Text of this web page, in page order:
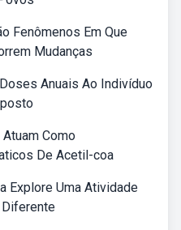
Fenômenos Em Que
Mudanças
Anuais Ao Indivíduo
Como
De Acetil-coa
Explore Uma Atividade
Diferente